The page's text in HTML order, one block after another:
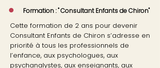
Cette formation de 2 ans pour devenir
Consultant Enfants de Chiron s’adresse en
priorité à tous les professionnels de
l’enfance, aux psychologues, aux
psychanalystes, aux enseignants, aux
Formation : " Consultant Enfants de Chiron"
•